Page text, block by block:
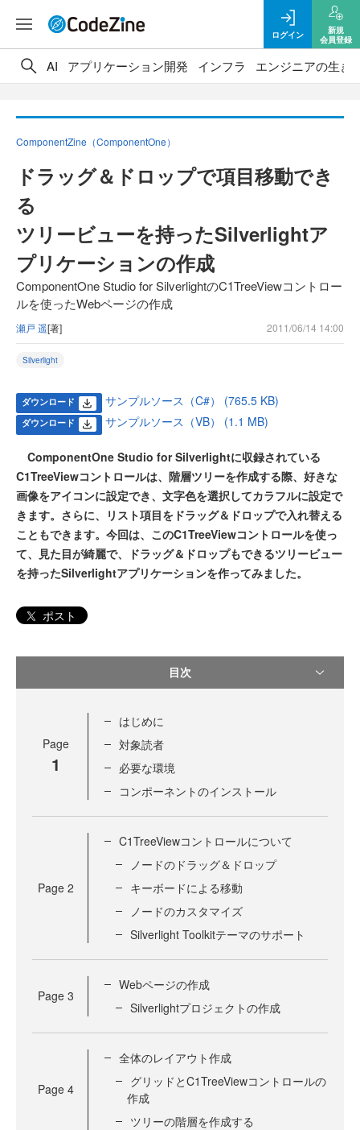
ログイン
新規
会員登録
AI アプリケーション開発 インフラ エンジニアの生き
ComponentZine（ComponentOne）
ドラッグ＆ドロップで項目移動でき
る
ツリービューを持ったSilverlightア
プリケーションの作成
ComponentOne Studio for SilverlightのC1TreeViewコントロー
ルを使ったWebページの作成
瀬戸 遥[著] 2011/06/14 14:00
Silverlight
ダウンロード サンプルソース（C#） (765.5 KB)
ダウンロード サンプルソース（VB） (1.1 MB)
ComponentOne Studio for Silverlightに収録されている
C1TreeViewコントロールは、階層ツリーを作成する際、好きな
画像をアイコンに設定でき、文字色を選択してカラフルに設定で
きます。さらに、リスト項目をドラッグ＆ドロップで入れ替える
こともできます。今回は、このC1TreeViewコントロールを使っ
て、見た目が綺麗で、ドラッグ＆ドロップもできるツリービュー
を持ったSilverlightアプリケーションを作ってみました。
ポスト
目次
Page
1
はじめに
対象読者
必要な環境
コンポーネントのインストール
Page 2
C1TreeViewコントロールについて
ノードのドラッグ＆ドロップ
キーボードによる移動
ノードのカスタマイズ
Silverlight Toolkitテーマのサポート
Page 3
Webページの作成
Silverlightプロジェクトの作成
Page 4
全体のレイアウト作成
グリッドとC1TreeViewコントロールの
作成
ツリーの階層を作成する